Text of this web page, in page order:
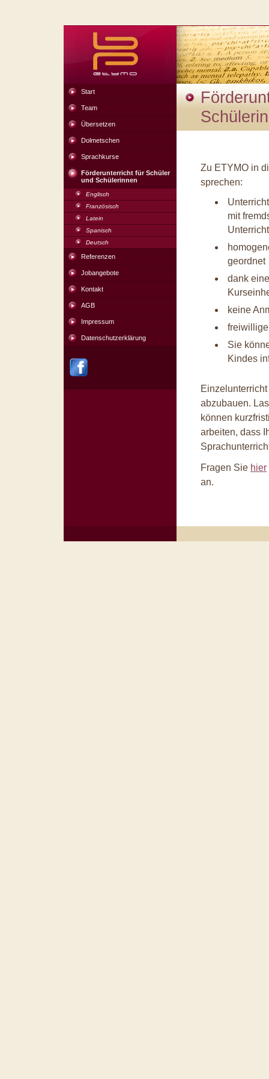
Start
Team
Übersetzen
Dolmetschen
Sprachkurse
Förderunterricht für Schüler
und Schülerinnen
Englisch
Französisch
Latein
Spanisch
Deutsch
Referenzen
Jobangebote
Kontakt
AGB
Impressum
Datenschutzerklärung
Zu ETYMO in
sprechen:
mit
geordnet
dank
keine
Sie
Kindes
abzubauen.
können
arbeiten, dass
Fragen Sie hier
an.